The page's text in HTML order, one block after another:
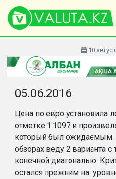
10
05.06.2016
Цена по евро установила
отметке 1.1097 и
который был ожидаемым.
обзорах веду 2 варианта с
конечной диагональю.
остался прежним на